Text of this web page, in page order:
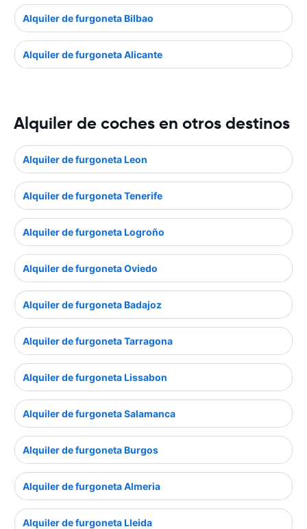
Alquiler de furgoneta Bilbao
Alquiler de furgoneta Alicante
Alquiler de coches en otros destinos
Alquiler de furgoneta Leon
Alquiler de furgoneta Tenerife
Alquiler de furgoneta Logroño
Alquiler de furgoneta Oviedo
Alquiler de furgoneta Badajoz
Alquiler de furgoneta Tarragona
Alquiler de furgoneta Lissabon
Alquiler de furgoneta Salamanca
Alquiler de furgoneta Burgos
Alquiler de furgoneta Almeria
Alquiler de furgoneta Lleida